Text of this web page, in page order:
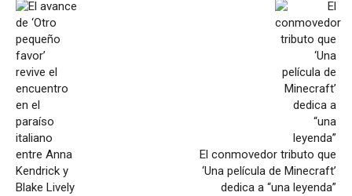
El conmovedor tributo que
‘Una película de Minecraft’
dedica a “una leyenda”